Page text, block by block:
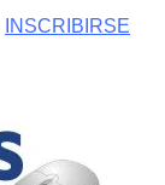
INSCRIBIRSE